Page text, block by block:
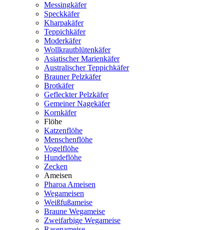
Messingkäfer
Speckkäfer
Kharpakäfer
Teppichkäfer
Moderkäfer
Wollkrautblütenkäfer
Asiatischer Marienkäfer
Australischer Teppichkäfer
Brauner Pelzkäfer
Brotkäfer
Gefleckter Pelzkäfer
Gemeiner Nagekäfer
Kornkäfer
Flöhe
Katzenflöhe
Menschenflöhe
Vogelflöhe
Hundeflöhe
Zecken
Ameisen
Pharoa Ameisen
Wegameisen
Weißfußameise
Braune Wegameise
Zweifarbige Wegameise